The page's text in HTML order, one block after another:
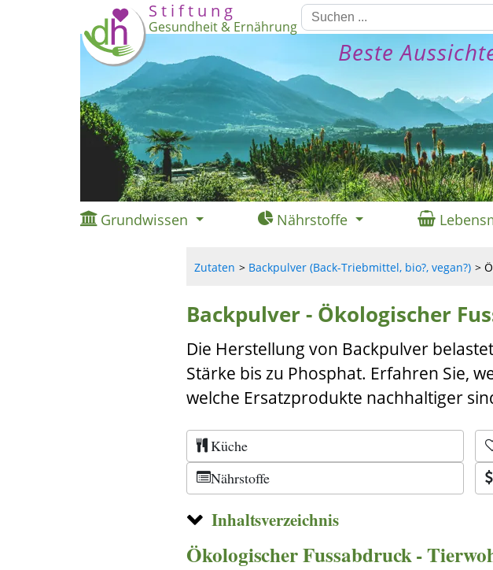
S t i f t u n g
Gesundheit & Ernährung
Beste
Grundwissen Nährstoffe
Zutaten Backpulver (Back-Triebmittel, bio?, vegan?)
Backpulver - Ökologischer
Die Herstellung von Backpulver
Stärke bis zu Phosphat. Erfahren Sie,
welche Ersatzprodukte nachhaltiger
Küche
Nährstoffe
Inhaltsverzeichnis
Ökologischer Fussabdruck -